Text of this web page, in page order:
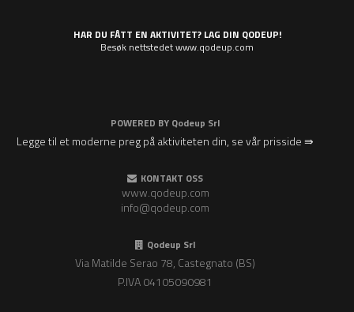
HAR DU FÅTT EN AKTIVITET? LAG DIN QODEUP!
Besøk nettstedet www.qodeup.com
POWERED BY Qodeup Srl
Legge til et moderne preg på aktiviteten din, se vår prisside ⇛
KONTAKT OSS
www.qodeup.com
info@qodeup.com
Qodeup Srl
Via Matilde Serao 78, Castegnato (BS)
P.IVA 04105090981